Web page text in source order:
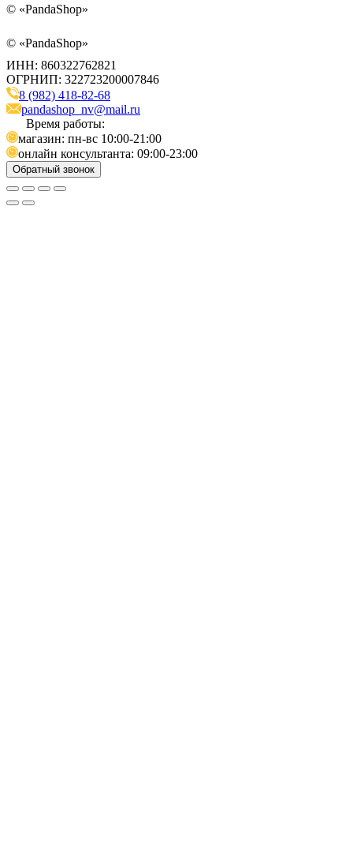
© «PandaShop»
© «PandaShop»
ИНН: 860322762821
ОГРНИП: 322723200007846
8 (982) 418-82-68
pandashop_nv@mail.ru
Время работы:
магазин: пн-вс 10:00-21:00
онлайн консультанта: 09:00-23:00
Обратный звонок